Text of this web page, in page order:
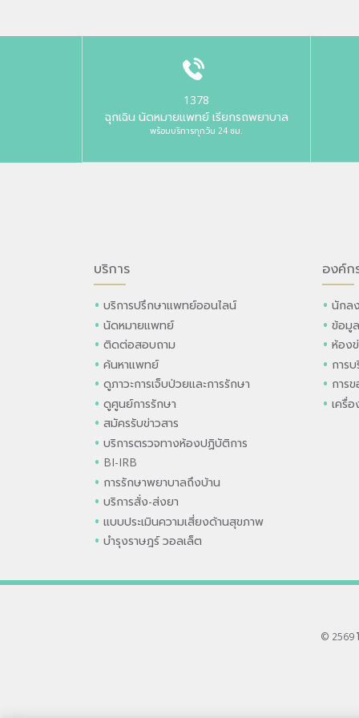
1378
ฉุกเฉิน นัดหมายแพทย์ เรียกรถพยาบาล
พร้อมบริการทุกวัน 24 ชม.
บริการ
บริการปรึกษาแพทย์ออนไลน์
นัดหมายแพทย์
ติดต่อสอบถาม
ค้นหาแพทย์
ดูภาวะการเจ็บป่วยและการรักษา
ดูศูนย์การรักษา
สมัครรับข่าวสาร
บริการตรวจทางห้องปฏิบัติการ
BI-IRB
การรักษาพยาบาลถึงบ้าน
บริการสั่ง-ส่งยา
แบบประเมินความเสี่ยงด้านสุขภาพ
บำรุงราษฎร์ วอลเล็ต
องค์ก
นักล
ข้อมู
ห้อง
การ
การ
เครื่
© 2569